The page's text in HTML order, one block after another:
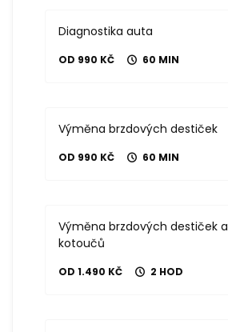
Diagnostika auta
OD 990 KČ 60 MIN
Výměna brzdových destiček
OD 990 KČ 60 MIN
Výměna brzdových destiček a
kotoučů
OD 1.490 KČ 2 HOD